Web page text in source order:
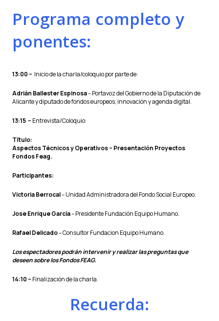
Programa completo y
ponentes:
13:00 – Inicio de la charla/coloquio por parte de:
Adrián Ballester Espinosa– Portavoz del Gobierno de la Diputación de
Alicante y diputado de fondos europeos, innovación y agenda digital.
13:15 – Entrevista/Coloquio:
Tïtulo:
Aspectos Técnicos y Operativos – Presentación Proyectos
Fondos Feag.
Participantes:
Victoria Berrocal– Unidad Administradora del Fondo Social Europeo.
Jose Enrique García– Presidente Fundación Equipo Humano.
Rafael Delicado– Consultor Fundacion Equipo Humano.
Los espectadores podrán intervenir y realizar las preguntas que
deseen sobre los Fondos FEAG.
14:10 – Finalización de la charla.
Recuerda: